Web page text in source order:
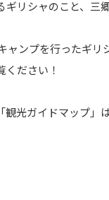
リシャのこと、三
ャンプを行ったギ
ださい！
光ガイドマップ」